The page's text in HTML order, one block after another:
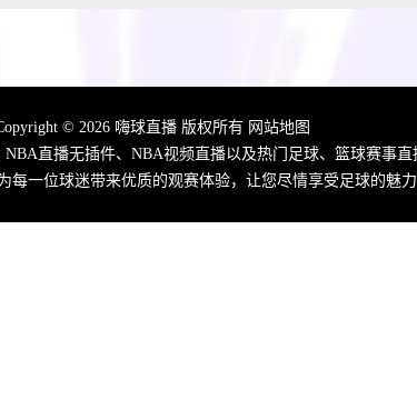
© 2026 嗨球直播 版权所有 网站地图
直播无插件、NBA视频直播以及热门足球、篮球赛事
每一位球迷带来优质的观赛体验，让您尽情享受足球的魅力